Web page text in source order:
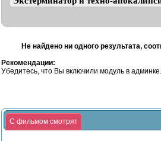
Не найдено ни одного результата,
Рекомендации:
Убедитесь, что Вы включили модуль в админке.
С фильмом смотрят